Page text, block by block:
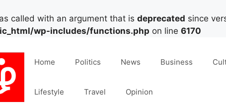
called with an argument that is deprecated since
wp-includes/functions.php on line 6170
Home Politics News Business
Lifestyle Travel Opinion